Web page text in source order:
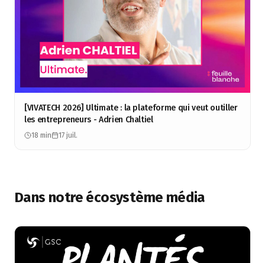
[VIVATECH 2026] Ultimate : la plateforme qui veut outiller
les entrepreneurs - Adrien Chaltiel
18 min 17 juil.
Dans notre écosystème média